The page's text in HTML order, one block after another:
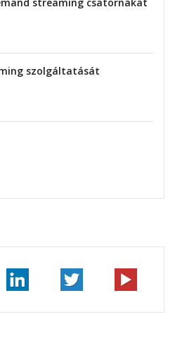
szolgáltatását